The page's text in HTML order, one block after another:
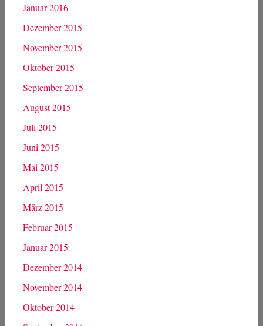
Januar 2016
Dezember 2015
November 2015
Oktober 2015
September 2015
August 2015
Juli 2015
Juni 2015
Mai 2015
April 2015
März 2015
Februar 2015
Januar 2015
Dezember 2014
November 2014
Oktober 2014